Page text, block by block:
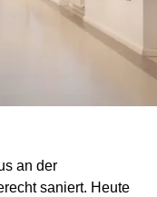
an der
saniert. Heute